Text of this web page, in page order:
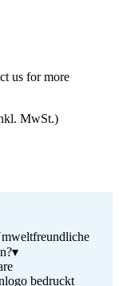
us for more
MwSt.)
▾
bedruckt